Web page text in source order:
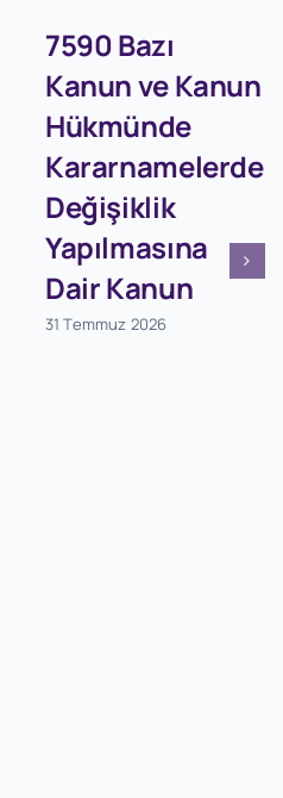
7590 Bazı
Kanun ve Kanun
Hükmünde
Kararnamelerde
Değişiklik
Yapılmasına
Dair Kanun
31 Temmuz 2026